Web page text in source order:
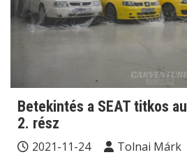
Betekintés a SEAT titkos
2. rész
2021-11-24 Tolnai Márk